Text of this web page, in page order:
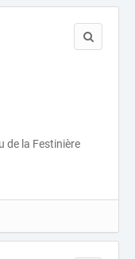
de la Festinière